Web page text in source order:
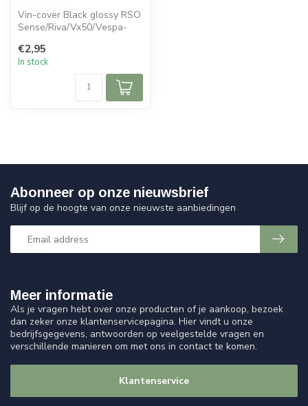
Vin-cover Black glossy RSO
Sense/Riva/Vx50/Vespa-
€2,95
In stock
Meer informatie
Als je vragen hebt over onze producten of je aankoop, bezoek
dan zeker onze klantenservicepagina. Hier vindt u onze
bedrijfsgegevens, antwoorden op veelgestelde vragen en
verschillende manieren om met ons in contact te komen.
Klantenservice
Abonneer op onze nieuwsbrief
Blijf op de hoogte van onze nieuwste aanbiedingen